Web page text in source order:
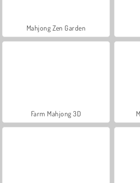
Mahjong Zen Garden
Farm Mahjong 3D